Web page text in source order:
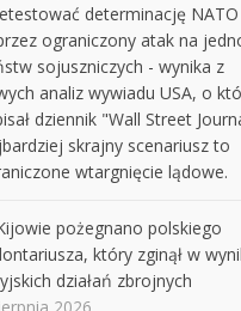
determinację NATO
ograniczony atak na
sojuszniczych - wynika z
analiz wywiadu USA, o
dziennik "Wall Street
skrajny scenariusz to
wtargnięcie lądowe.
pożegnano polskiego
który zginął w
działań zbrojnych